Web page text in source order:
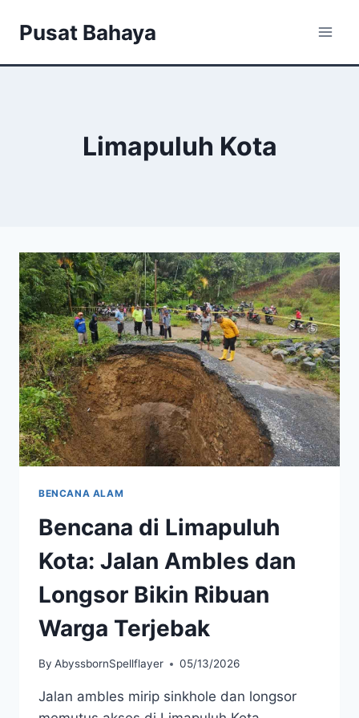
Pusat Bahaya
Limapuluh Kota
BENCANA ALAM
Bencana di Limapuluh
Kota: Jalan Ambles dan
Longsor Bikin Ribuan
Warga Terjebak
By AbyssbornSpellflayer 05/13/2026
Jalan ambles mirip sinkhole dan longsor